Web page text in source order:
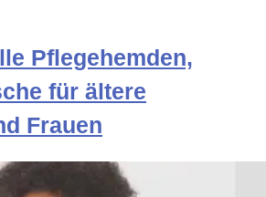
Pflegehemden,
für ältere
Frauen